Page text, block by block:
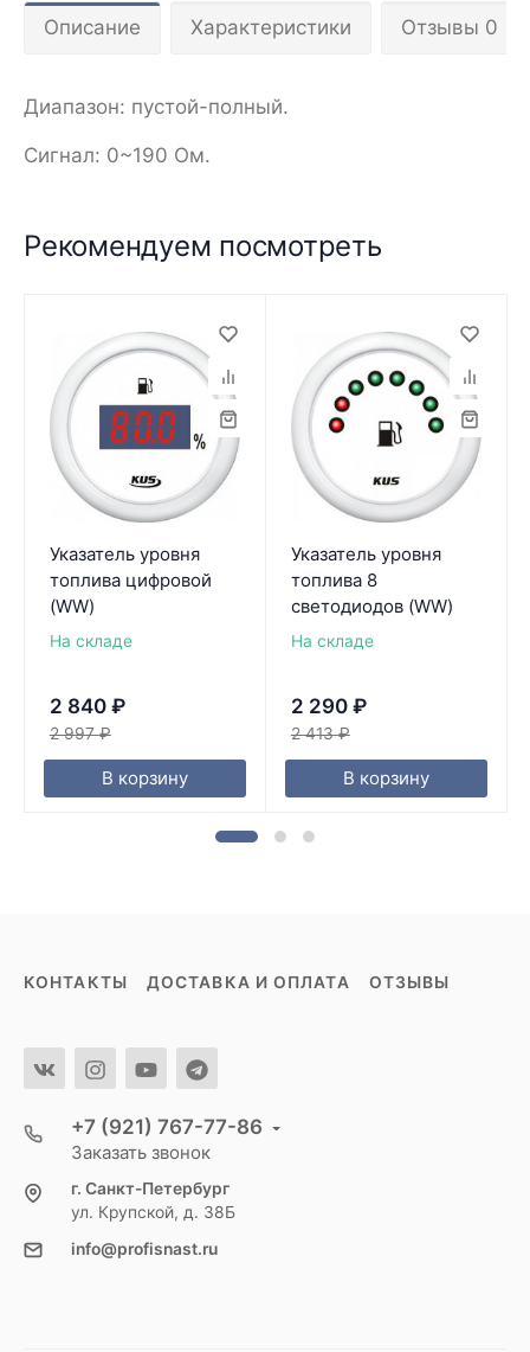
Описание Характеристики Отзывы 0
Диапазон: пустой-полный.
Сигнал: 0~190 Ом.
Рекомендуем посмотреть
Указатель уровня
топлива цифровой
(WW)
На складе
2 840 ₽
2 997 ₽
В корзину
Указатель уровня
топлива 8
светодиодов (WW)
На складе
2 290 ₽
2 413 ₽
В корзину
КОНТАКТЫ ДОСТАВКА И ОПЛАТА ОТЗЫВЫ
+7 (921) 767-77-86
Заказать звонок
г. Санкт-Петербург
ул. Крупской, д. 38Б
info@profisnast.ru